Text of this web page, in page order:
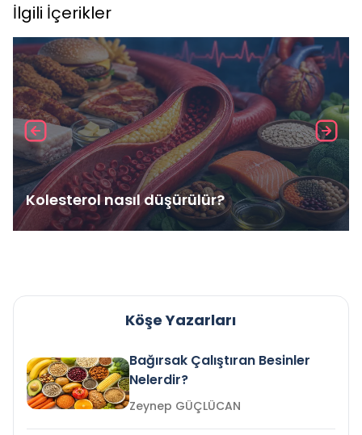
İlgili İçerikler
Kolesterol nasıl düşürülür?
Köşe Yazarları
Bağırsak Çalıştıran Besinler
Nelerdir?
Zeynep GÜÇLÜCAN